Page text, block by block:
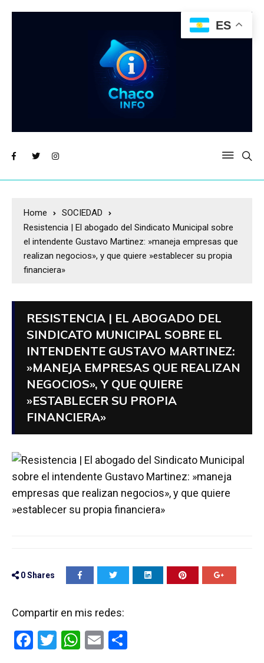
Home
SOCIEDAD
Resistencia | El abogado del Sindicato Municipal sobre
el intendente Gustavo Martinez: »maneja empresas que
realizan negocios», y que quiere »establecer su propia
financiera»
RESISTENCIA | EL ABOGADO DEL
SINDICATO MUNICIPAL SOBRE EL
INTENDENTE GUSTAVO MARTINEZ:
»MANEJA EMPRESAS QUE REALIZAN
NEGOCIOS», Y QUE QUIERE
»ESTABLECER SU PROPIA
FINANCIERA»
0Shares
Compartir en mis redes:
F
T
W E
ES